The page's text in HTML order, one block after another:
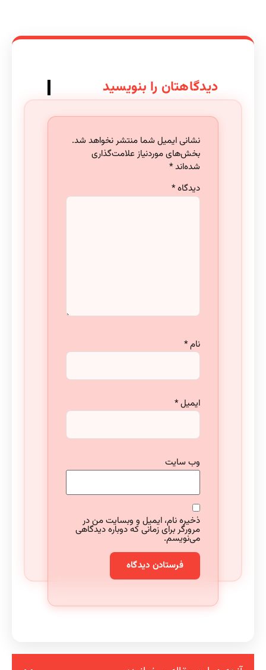
دیدگاهتان را بنویسید
نشانی ایمیل شما منتشر نخواهد شد.
بخش‌های موردنیاز علامت‌گذاری
شده‌اند*
دیدگاه*
ایمیل*
وب‌ سایت
ذخیره نام، ایمیل و وبسایت من در
مرورگر برای زمانی که دوباره دیدگاهی
می‌نویسم.